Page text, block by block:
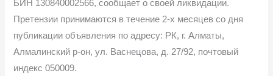
БИН 130840002566, сообщает о своей ликвидации.
Претензии принимаются в течение 2-х месяцев со дня
публикации объявления по адресу: РК, г. Алматы,
Алмалинский р-он, ул. Васнецова, д. 27/92, почтовый
индекс 050009.